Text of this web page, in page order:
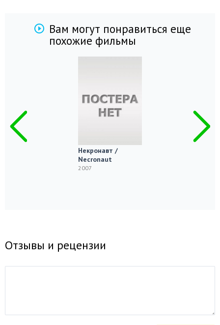
Вам могут понравиться еще
похожие фильмы
Некронавт /
Necronaut
2007
Отзывы и рецензии